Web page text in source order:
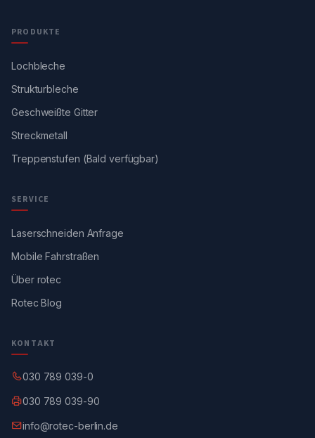
PRODUKTE
Lochbleche
Strukturbleche
Geschweißte Gitter
Streckmetall
Treppenstufen (Bald verfügbar)
SERVICE
Laserschneiden Anfrage
Mobile Fahrstraßen
Über rotec
Rotec Blog
KONTAKT
030 789 039-0
030 789 039-90
info@rotec-berlin.de